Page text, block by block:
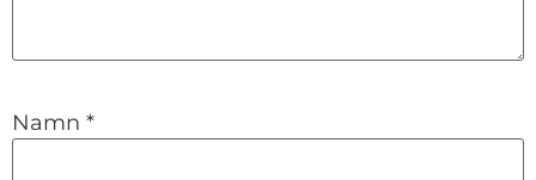
Namn *